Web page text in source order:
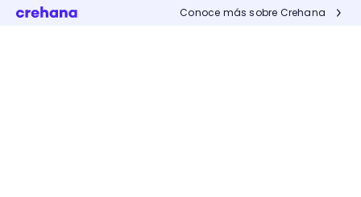
Conoce más sobre Crehana